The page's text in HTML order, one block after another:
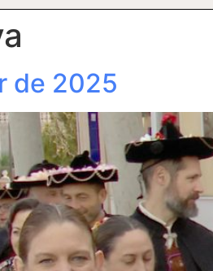
de 2025